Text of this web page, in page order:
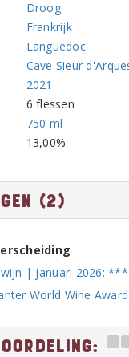
Droog
Frankrijk
Languedoc
Cave Sieur
2021
6 flessen
750 ml
13,00%
(2)
| januari 2026:
World Wine